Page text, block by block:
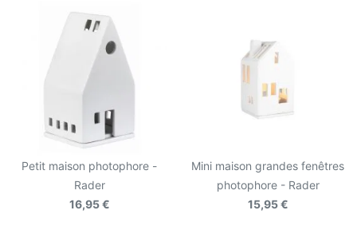
Petit maison photophore -
Rader
16,95 €
Mini maison grandes fenêtres
photophore - Rader
15,95 €